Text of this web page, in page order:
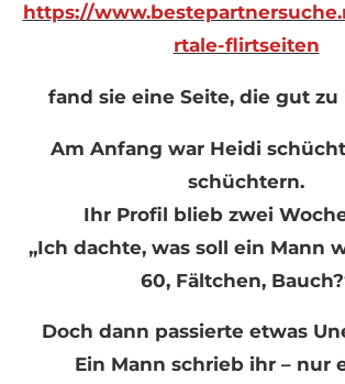
https://
rtale-flirtseiten
fand sie eine Seite, die gut zu
Am Anfang war Heidi
schüchtern.
Ihr Profil blieb zwei
„Ich dachte, was soll ein Mann
60, Fältchen,
Doch dann passierte etwas
Ein Mann schrieb ihr – nur